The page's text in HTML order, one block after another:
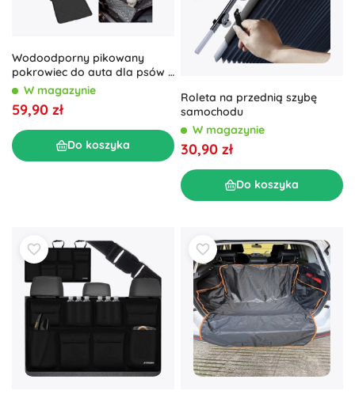
Wodoodporny pikowany
pokrowiec do auta dla psów z
bocznymi klapkami i siateczką
W magazynie
59,90 zł
Do koszyka
Roleta na przednią szybę
samochodu
W magazynie
30,90 zł
Do koszyka